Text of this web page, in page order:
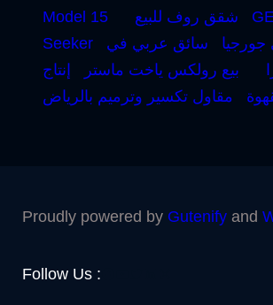
Model 15
شقق روف للبيع
Seeker
سائق عربي في
بيع رولكس ياخت ماستر
إنتاج
مقاول تكسير وترميم بالرياض
Proudly powered by Gutenify and
Follow Us :